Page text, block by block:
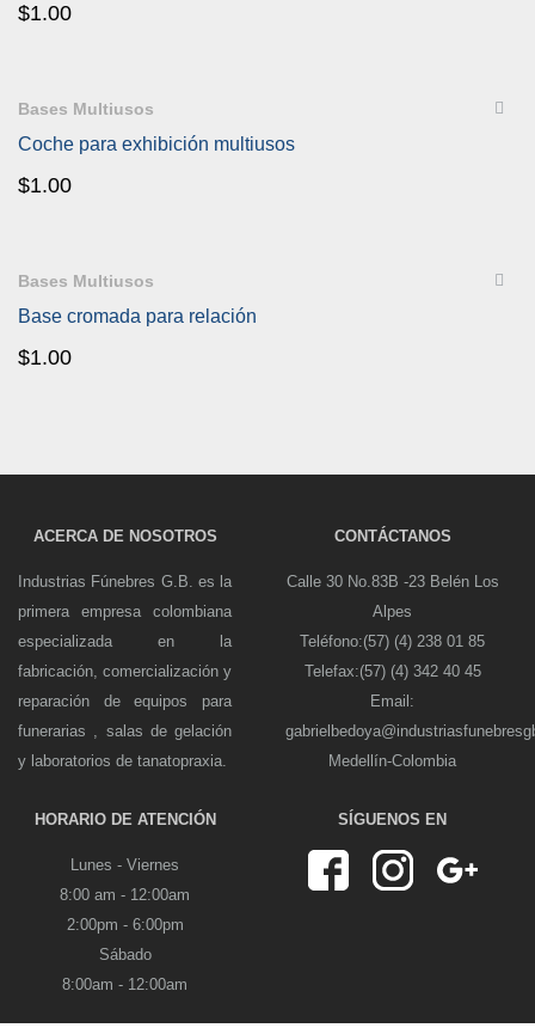
$1.00
Bases Multiusos
Coche para exhibición multiusos
$1.00
Bases Multiusos
Base cromada para relación
$1.00
ACERCA DE NOSOTROS
Industrias Fúnebres G.B. es la
primera empresa colombiana
especializada en la
fabricación, comercialización y
reparación de equipos para
funerarias , salas de gelación
y laboratorios de tanatopraxia.
CONTÁCTANOS
Calle 30 No.83B -23 Belén Los
Alpes
Teléfono:(57) (4) 238 01 85
Telefax:(57) (4) 342 40 45
Email:
Medellín-Colombia
HORARIO DE ATENCIÓN
Lunes - Viernes
8:00 am - 12:00am
2:00pm - 6:00pm
Sábado
8:00am - 12:00am
SÍGUENOS EN